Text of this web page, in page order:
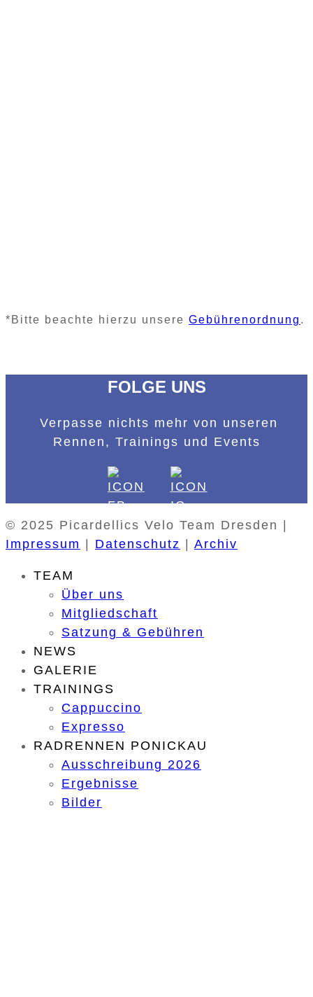
*Bitte beachte hierzu unsere Gebührenordnung .
FOLGE UNS
Verpasse nichts mehr von unseren
Rennen, Trainings und Events
© 2025 Picardellics Velo Team Dresden |
Impressum
Datenschutz Archiv
TEAM
Über uns
Mitgliedschaft
Satzung & Gebühren
NEWS
GALERIE
TRAININGS
Cappuccino
Expresso
RADRENNEN PONICKAU
Ausschreibung 2026
Ergebnisse
Bilder